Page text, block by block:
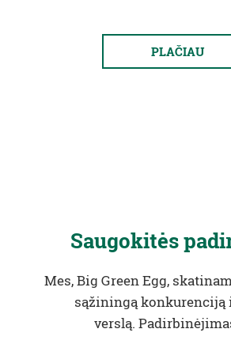
PLAČIAU
Saugokitės
Mes, Big Green Egg,
sąžiningą konkurenciją
verslą.